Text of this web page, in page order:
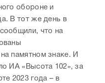
обороне и
В тот же день в
что на
памятном знаке. И
ИА «Высота 102», за
2023 года – в